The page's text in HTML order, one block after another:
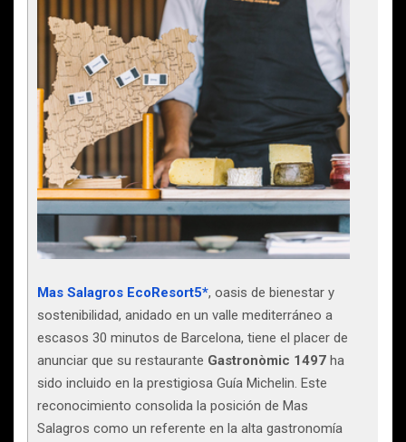
Mas Salagros EcoResort5*, oasis de bienestar y
sostenibilidad, anidado en un valle mediterráneo a
escasos 30 minutos de Barcelona, tiene el placer de
anunciar que su restaurante Gastronòmic 1497 ha
sido incluido en la prestigiosa Guía Michelin. Este
reconocimiento consolida la posición de Mas
Salagros como un referente en la alta gastronomía